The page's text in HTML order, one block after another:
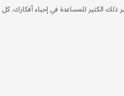
للمساعدة في إحياء أفكارك. كل